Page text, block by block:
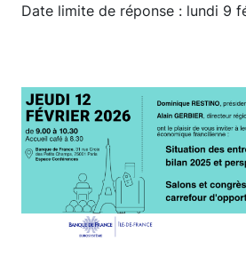
Date limite de réponse : lundi 9